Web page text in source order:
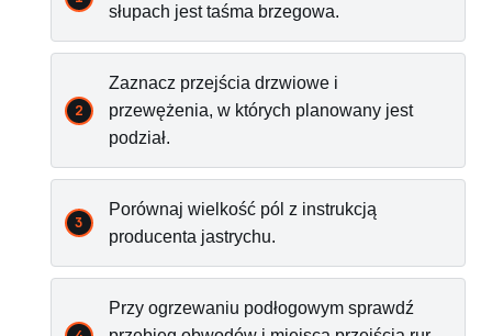
słupach jest taśma brzegowa.
Zaznacz przejścia drzwiowe i
przewężenia, w których planowany jest
podział.
Porównaj wielkość pól z instrukcją
producenta jastrychu.
Przy ogrzewaniu podłogowym sprawdź